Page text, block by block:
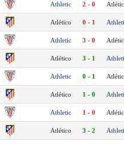
Athletic 2 - 0
Atlético 0 - 1
Athletic 3 - 0
Atlético 3 - 1
Athletic 0 - 1
Atlético 1 - 0
Athletic 1 - 0
Atlético 3 - 2